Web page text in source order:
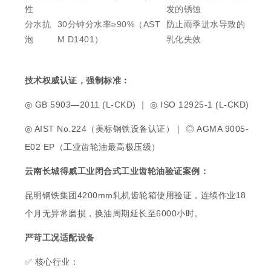
性
发的锈蚀
分水抗
泡
30分钟分水率≥90% （AST
M D1401）
防止雨季进水导致的
乳化失效
技术权威认证，强制标准：
◎ GB 5903—2011 (L-CKD) ｜ ◎ ISO 12925-1 (L-CKD)
◎ AIST No.224（美标钢铁设备认证）｜ ◎ AGMA 9005-
E02 EP（工业齿轮油最高极压级）
云南长城得威工业闭合式工业齿轮油验证案例：
昆明钢铁集团4200mm轧机齿轮箱使用验证，连续作业18
个月无异常磨损，换油周期延长至6000小时。
严苛工况适配设备
✅ 核心行业：